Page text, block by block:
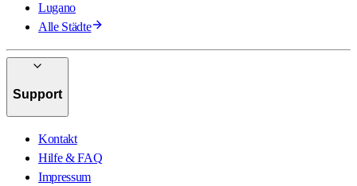
Lugano
Alle Städte
Support
Kontakt
Hilfe & FAQ
Impressum